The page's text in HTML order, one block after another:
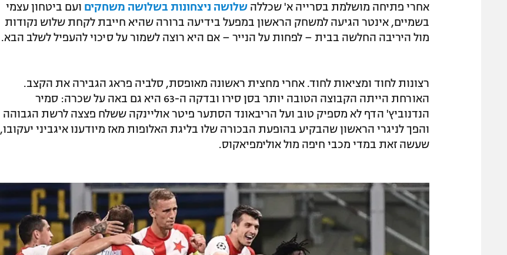
אחרי פתיחה מושלמת בסרייה א' שכללה שלושה ניצחונות בשלושה משחקים ועם ביטחון עצמי
בשמיים, אינטר הגיעה למשחק הראשון במפעל בידיעה ברורה שהיא חייבת לקחת שלוש נקודות
מול היריבה החלשה בבית – לפחות על הנייר – אם היא רוצה לשמור על סיכוי להעפיל לשלב הבא.
רצונות לחוד ומציאות לחוד. אחרי מחצית ראשונה מאופסת, סלביה פראג הגבירה את הקצב.
האורחת הייתה הקבוצה הטובה יותר בסן סירו ובדקה ה-63 היא גם באה על שכרה: סמיר
הנדנוביץ' הדף לא מספיק טוב ועל הריבאונד הסתער פיטר אוליינקה ששלח פצצה לרשת הגבוהה
והפך לניגרי הראשון שהבקיע בהופעת הבכורה שלו בליגת האלופות מאז מיודענו איגביני יעקובו,
שעשה זאת במדי מכבי חיפה מול אולימפיאקוס.